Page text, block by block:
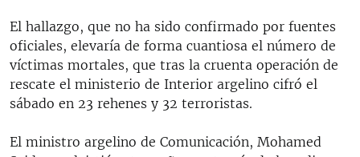
El hallazgo, que no ha sido confirmado por fuentes
oficiales, elevaría de forma cuantiosa el número de
víctimas mortales, que tras la cruenta operación de
rescate el ministerio de Interior argelino cifró el
sábado en 23 rehenes y 32 terroristas.
El ministro argelino de Comunicación, Mohamed